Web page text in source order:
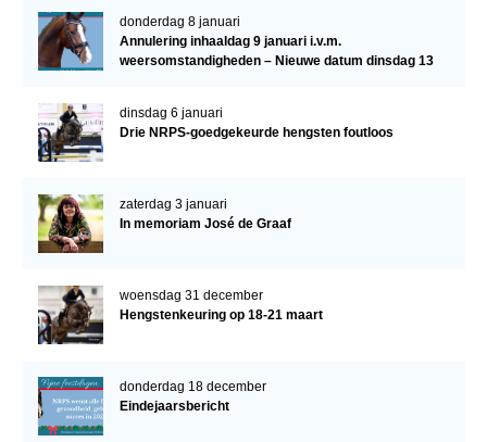
donderdag 8 januari
Annulering inhaaldag 9 januari i.v.m.
weersomstandigheden – Nieuwe datum dinsdag 13
dinsdag 6 januari
Drie NRPS-goedgekeurde hengsten foutloos
zaterdag 3 januari
In memoriam José de Graaf
woensdag 31 december
Hengstenkeuring op 18-21 maart
donderdag 18 december
Eindejaarsbericht